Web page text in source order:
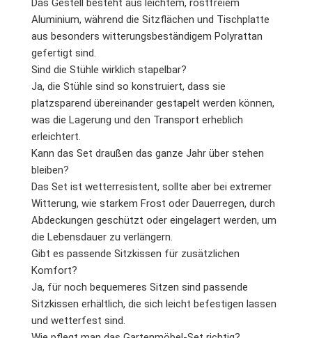
Das Gestell besteht aus leichtem, rostfreiem
Aluminium, während die Sitzflächen und Tischplatte
aus besonders witterungsbeständigem Polyrattan
gefertigt sind.
Sind die Stühle wirklich stapelbar?
Ja, die Stühle sind so konstruiert, dass sie
platzsparend übereinander gestapelt werden können,
was die Lagerung und den Transport erheblich
erleichtert.
Kann das Set draußen das ganze Jahr über stehen
bleiben?
Das Set ist wetterresistent, sollte aber bei extremer
Witterung, wie starkem Frost oder Dauerregen, durch
Abdeckungen geschützt oder eingelagert werden, um
die Lebensdauer zu verlängern.
Gibt es passende Sitzkissen für zusätzlichen
Komfort?
Ja, für noch bequemeres Sitzen sind passende
Sitzkissen erhältlich, die sich leicht befestigen lassen
und wetterfest sind.